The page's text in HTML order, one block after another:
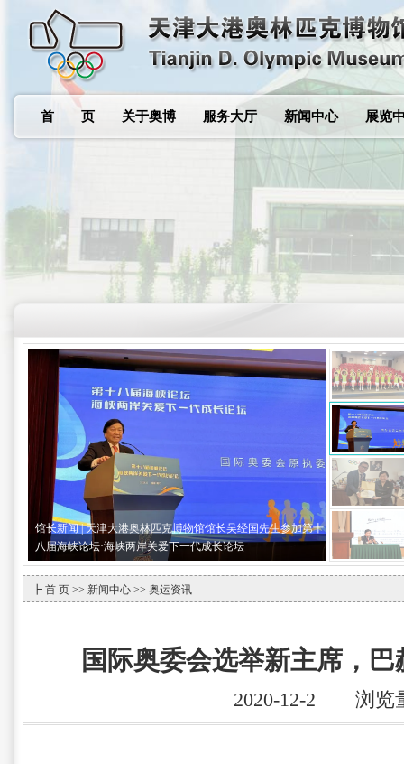
首 页 关于奥博 服务大厅 新闻中心 展览
馆长新闻 | 天津大港奥林匹克博物馆馆长吴经国先生参加第十
八届海峡论坛·海峡两岸关爱下一代成长论坛
┣ 首 页 >> 新闻中心 >> 奥运资讯
国际奥委会选举新主席，
2020-12-2 浏览